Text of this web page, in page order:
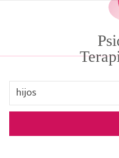
Skip to main content